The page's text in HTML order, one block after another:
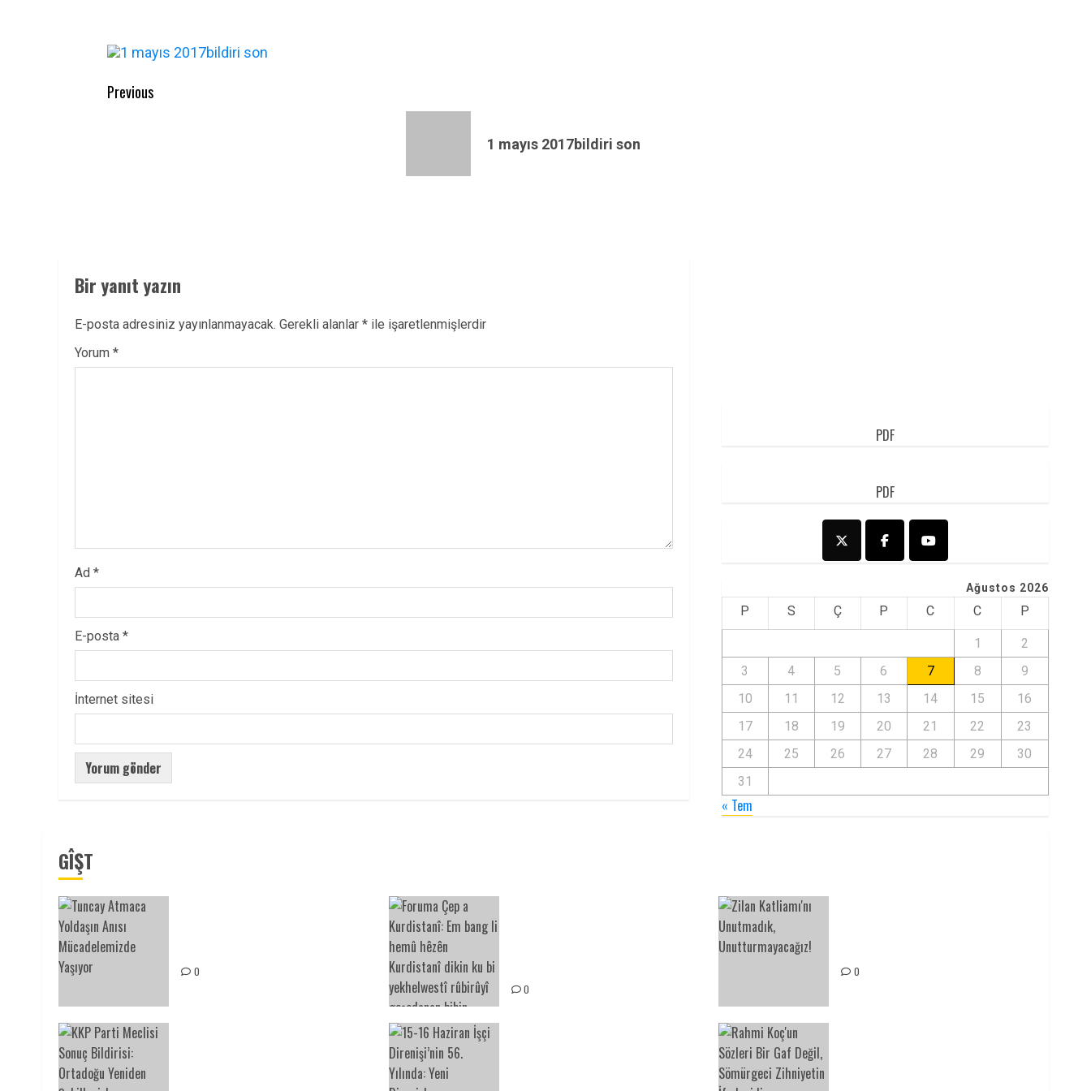
Post
Previous
1 mayıs 2017bildiri son
Bir yanıt yazın
E-posta adresiniz yayınlanmayacak. Gerekli alanlar * ile işaretlenmişlerdir
Yorum *
Ad *
E-posta *
İnternet sitesi
PDF
PDF
Ağustos 2026
P S Ç P C C P
1
2
3
4 5 6 7 8
9
10
11 12 13 14 15
16
17
18 19 20 21 22
23
24
25 26 27 28 29
30
31
« Tem
GÎŞT
0
0
0